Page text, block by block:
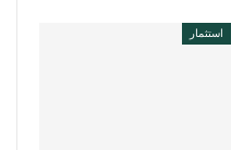
استثمار